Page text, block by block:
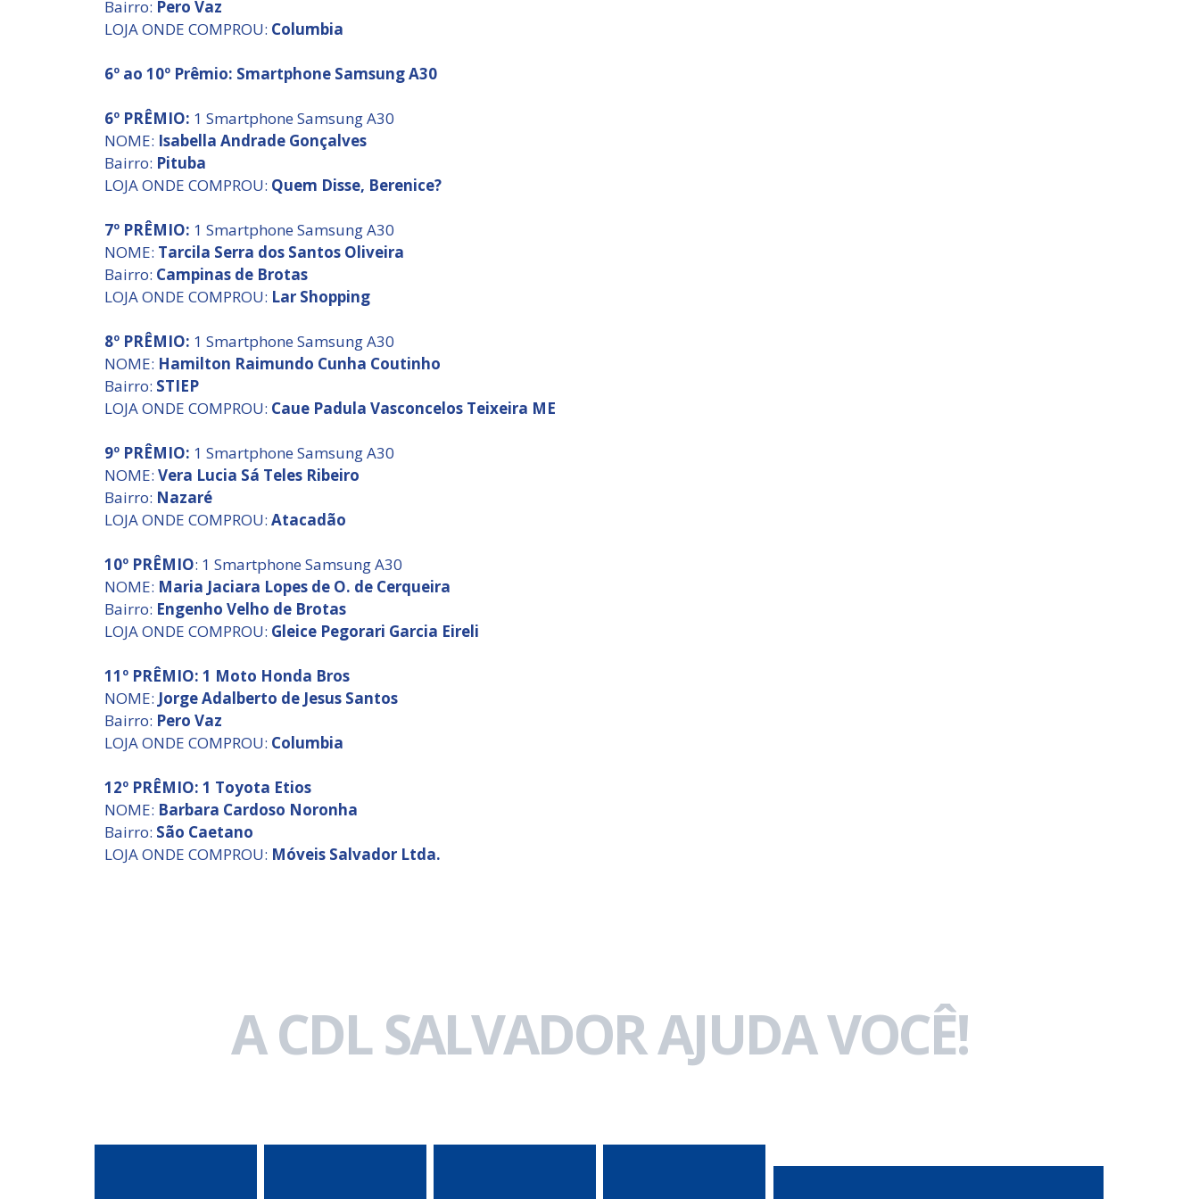
Bairro: Pero Vaz
LOJA ONDE COMPROU: Columbia
6º ao 10º Prêmio: Smartphone Samsung A30
6º PRÊMIO: 1 Smartphone Samsung A30
NOME: Isabella Andrade Gonçalves
Bairro: Pituba
LOJA ONDE COMPROU: Quem Disse, Berenice?
7º PRÊMIO: 1 Smartphone Samsung A30
NOME: Tarcila Serra dos Santos Oliveira
Bairro: Campinas de Brotas
LOJA ONDE COMPROU: Lar Shopping
8º PRÊMIO: 1 Smartphone Samsung A30
NOME: Hamilton Raimundo Cunha Coutinho
Bairro: STIEP
LOJA ONDE COMPROU: Caue Padula Vasconcelos Teixeira ME
9º PRÊMIO: 1 Smartphone Samsung A30
NOME: Vera Lucia Sá Teles Ribeiro
Bairro: Nazaré
LOJA ONDE COMPROU: Atacadão
10º PRÊMIO: 1 Smartphone Samsung A30
NOME: Maria Jaciara Lopes de O. de Cerqueira
Bairro: Engenho Velho de Brotas
LOJA ONDE COMPROU: Gleice Pegorari Garcia Eireli
11º PRÊMIO: 1 Moto Honda Bros
NOME: Jorge Adalberto de Jesus Santos
Bairro: Pero Vaz
LOJA ONDE COMPROU: Columbia
12º PRÊMIO: 1 Toyota Etios
NOME: Barbara Cardoso Noronha
Bairro: São Caetano
LOJA ONDE COMPROU: Móveis Salvador Ltda.
A CDL SALVADOR AJUDA VOCÊ!